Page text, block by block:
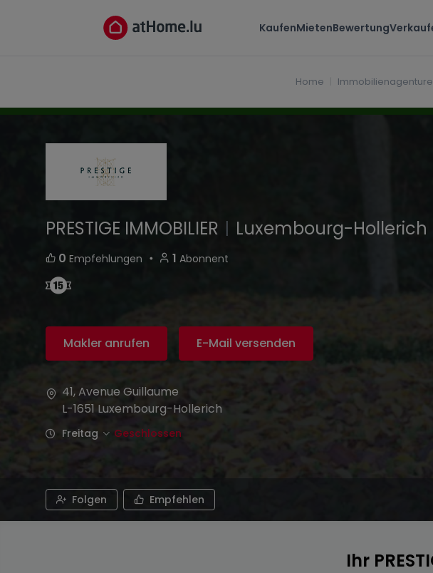
KaufenMietenBewertung
PRESTIGE IMMOBILIER
41, Avenue Guillaume L-1651 Luxembourg-Hollerich Luxembourg
Home
PRESTIGE IMMOBILIER | Luxembourg-Hollerich
0 Empfehlungen ・ 1 Abonnent
Makler anrufen E-Mail versenden
41, Avenue Guillaume
L-1651 Luxembourg-Hollerich
Freitag Geschlossen
Folgen Empfehlen
Ihr